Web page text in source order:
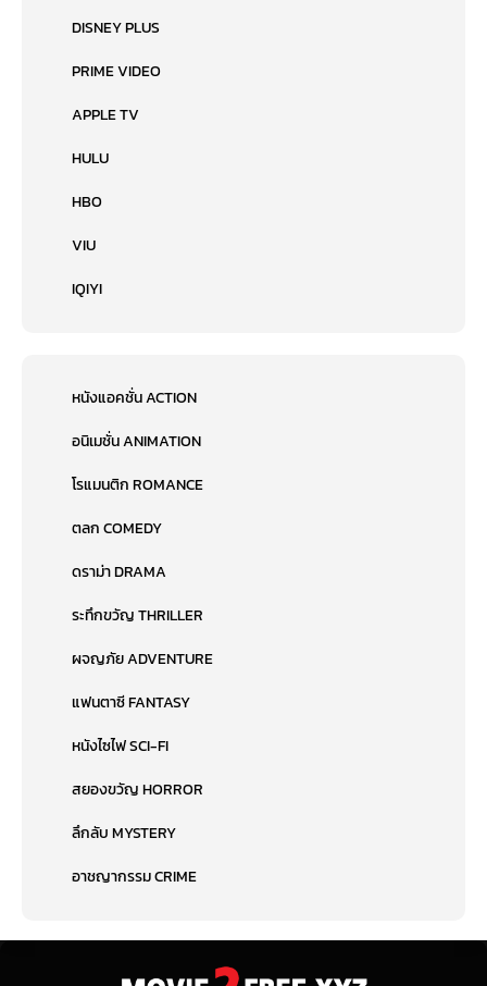
DISNEY PLUS
PRIME VIDEO
APPLE TV
HULU
HBO
VIU
IQIYI
หนังแอคชั่น ACTION
อนิเมชั่น ANIMATION
โรแมนติก ROMANCE
ตลก COMEDY
ดราม่า DRAMA
ระทึกขวัญ THRILLER
ผจญภัย ADVENTURE
แฟนตาซี FANTASY
หนังไซไฟ SCI-FI
สยองขวัญ HORROR
ลึกลับ MYSTERY
อาชญากรรม CRIME